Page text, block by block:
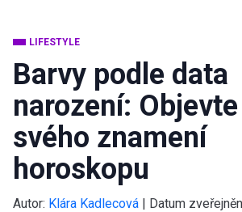
LIFESTYLE
Barvy podle data
narození:
svého znamení
horoskopu
Autor: Klára Kadlecová | Datum